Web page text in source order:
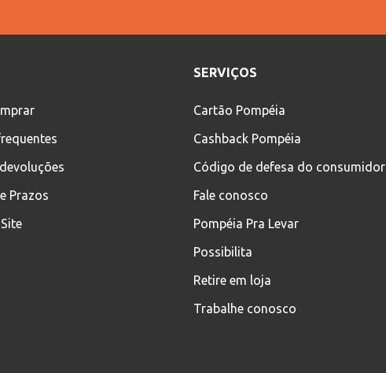
Prazos
SERVIÇOS
Cartão Pompéia
Cashback Pompéia
Código de defesa do consumidor
Fale conosco
Pompéia Pra Levar
Possibilita
Retire em loja
Trabalhe conosco